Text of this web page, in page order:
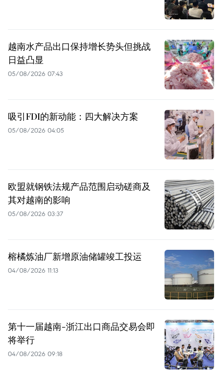
越南水产品出口保持增长势头但挑战
日益凸显
05/08/2026 07:43
吸引FDI的新动能：四大解决方案
05/08/2026 04:05
欧盟就钢铁法规产品范围启动磋商及
其对越南的影响
05/08/2026 03:37
榕橘炼油厂新增原油储罐竣工投运
04/08/2026 11:13
第十一届越南-浙江出口商品交易会即
将举行
04/08/2026 09:18